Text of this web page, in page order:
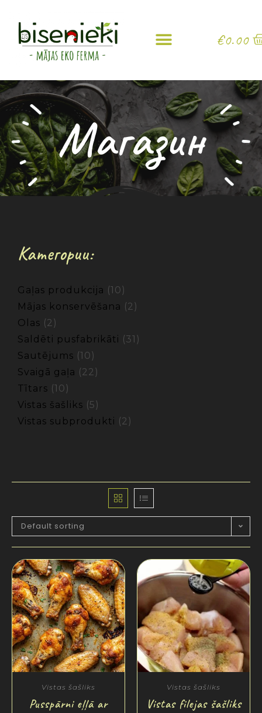
€0.00
Магазин
Категории:
Gaļas produkcija
10
Mājas konservēšana
2
Olas
2
Saldēti pusfabrikāti
31
Sautējums
10
Svaigā gaļa
22
Tītars
10
Vistas šašliks
5
Vistas subprodukti
2
Default sorting
Vistas šašliks
Pusspārni eļļā ar
Vistas šašliks
Vistas filejas šašliks